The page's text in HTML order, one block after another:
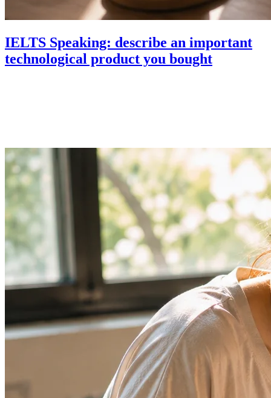
IELTS Speaking: describe an important
technological product you bought